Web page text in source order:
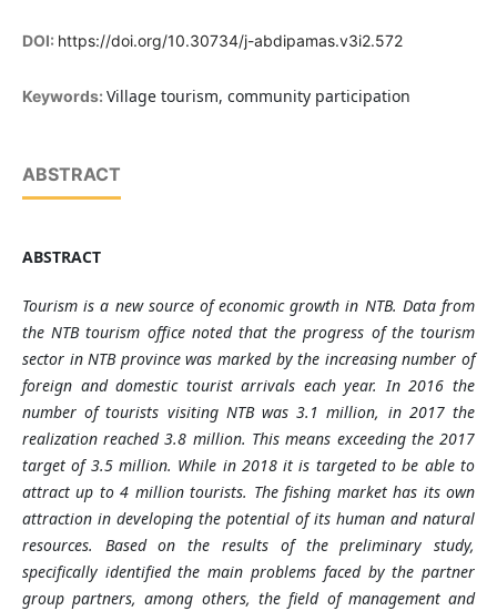
DOI: https://doi.org/10.30734/j-abdipamas.v3i2.572
Keywords: Village tourism, community participation
ABSTRACT
ABSTRACT
Tourism is a new source of economic growth in NTB. Data from
the NTB tourism office noted that the progress of the tourism
sector in NTB province was marked by the increasing number of
foreign and domestic tourist arrivals each year. In 2016 the
number of tourists visiting NTB was 3.1 million, in 2017 the
realization reached 3.8 million. This means exceeding the 2017
target of 3.5 million. While in 2018 it is targeted to be able to
attract up to 4 million tourists. The fishing market has its own
attraction in developing the potential of its human and natural
resources. Based on the results of the preliminary study,
specifically identified the main problems faced by the partner
group partners, among others, the field of management and